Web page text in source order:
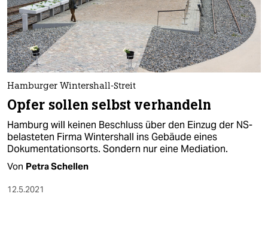
Hamburger Wintershall-Streit
Opfer sollen selbst verhandeln
Hamburg will keinen Beschluss über den Einzug der NS-
belasteten Firma Wintershall ins Gebäude eines
Dokumentationsorts. Sondern nur eine Mediation.
Von Petra Schellen
12.5.2021